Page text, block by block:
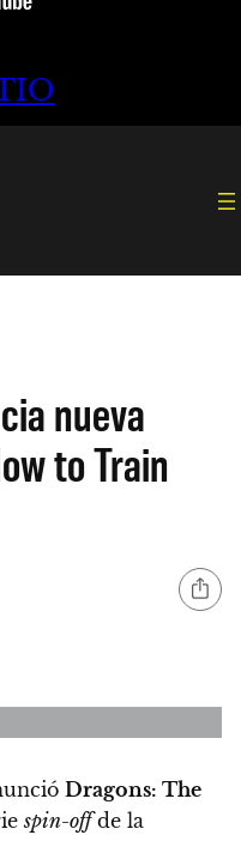
nueva
to Train
Dragons: The
spin-offde la